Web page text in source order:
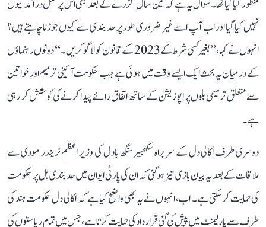
منظور کیا گیا تھا۔ سوال یہ ہے کہ تین سال گزرنے کے بعد بھی اس پر عمل درآمد کیوں
نہیں کیا گیا اور اب آپ اسے غیر ضروری طور پر حد بندی سے کیوں جوڑنا چاہتے ہیں؟
انہوں نے کہا، ’’بغیر کسی شرط کے 2023 کے قانون کو لاگو کریں۔‘‘ دونوں رہنماؤں
کے درمیان یہ بحث ایک ایسے وقت میں ہوئی ہے جب حکومت آئینی ترمیم اور خواتین
سے متعلق ترمیمی بلوں پر اپوزیشن کے ساتھ اتفاق رائے پیدا کرنے کی کوشش کر رہی
ہے۔
دوسری طرف اکالی دل کے سربراہ سکھبیر سنگھ بادل کی وزیر اعظم نریندر مودی سے
ملاقات کے بعد یہ بیان بازی تیز ہوگئی کہ ان کی پارٹی ایوان میں حد بندی بل پر حکومت
کی حمایت کر سکتی ہے۔ اب، انہوں نے یہ بھی واضح کیا ہے کہ اکالی دل حکومت ہند کی
طرف سے پارلیمنٹ میں پیش کی گئی قرارداد کی حمایت کرتا ہے، جس میں تمام ریاستوں کی